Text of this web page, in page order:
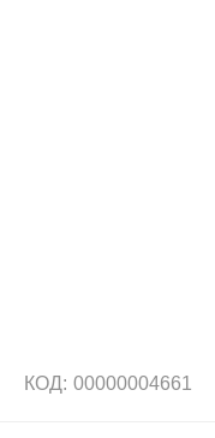
КОД: 00000004661